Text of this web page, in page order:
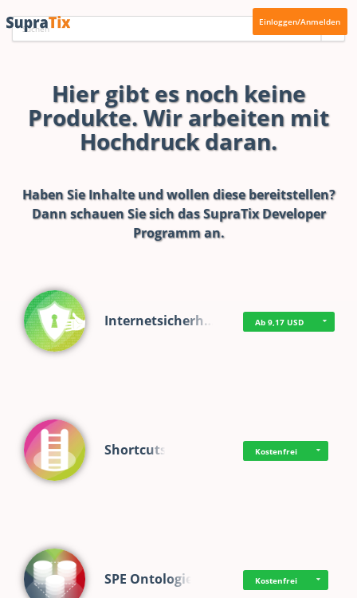
Einloggen/Anmelden
Hier gibt es noch keine
Produkte. Wir arbeiten mit
Hochdruck daran.
Haben Sie Inhalte und wollen diese bereitstellen?
Dann schauen Sie sich dasSupraTix Developer
Programman.
Internetsicherh… Ab 9,17 USD
Shortcuts Kostenfrei
SPE Ontologie Kostenfrei